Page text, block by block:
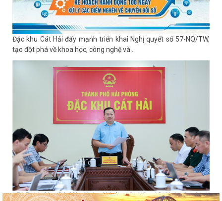
Đặc khu Cát Hải đẩy mạnh triển khai Nghị quyết số 57-NQ/TW,
tạo đột phá về khoa học, công nghệ và...
UBND đặc khu Cát Hải đánh giá kết quả phát triển kinh tế - xã hội